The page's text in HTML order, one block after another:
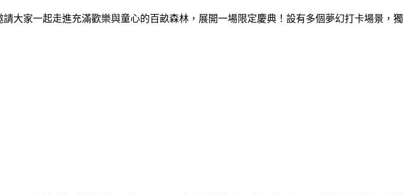
大家一起走進充滿歡樂與童心的百畝森林，展開一場限定慶典！設有多個夢幻打卡場景，獨